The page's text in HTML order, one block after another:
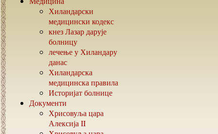
Хиландарски
медицински кодекс
кнез Лазар дарује
болницу
лечење у Хиландару
данас
Хиландарска
медицинска правила
Историјат болнице
Документи
Хрисовуља цара
Алексија II